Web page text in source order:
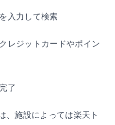
入力して検索
レジットカードやポイン
了
、施設によっては楽天ト